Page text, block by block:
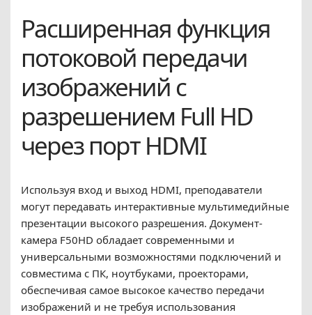
Расширенная функция
потоковой передачи
изображений с
разрешением Full HD
через порт HDMI
Используя вход и выход HDMI, преподаватели
могут передавать интерактивные мультимедийные
презентации высокого разрешения. Документ-
камера F50HD обладает современными и
универсальными возможностями подключений и
совместима с ПК, ноутбуками, проекторами,
обеспечивая самое высокое качество передачи
изображений и не требуя использования